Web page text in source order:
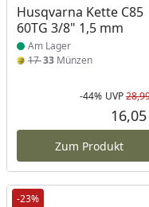
Husqvarna Kette C85
60TG 3/8" 1,5 mm
Produkt am Lager
Am Lager
1733 Münzen
-44% UVP
Zum Produkt
-23%